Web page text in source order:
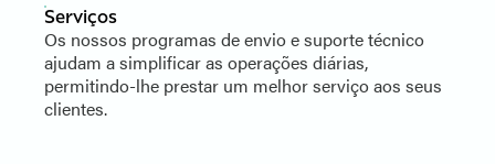
Serviços
Os nossos programas de envio e suporte técnico
ajudam a simplificar as operações diárias,
permitindo-lhe prestar um melhor serviço aos seus
clientes.